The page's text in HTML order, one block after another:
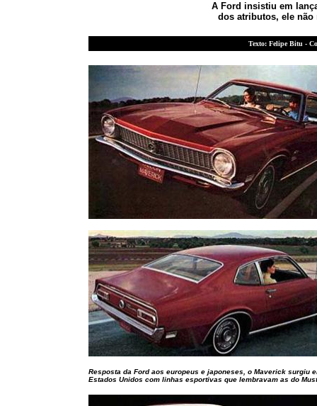
A Ford insistiu em
dos atributos, ele não
Texto: Felipe Bitu -
Resposta da Ford aos europeus e japoneses, o Maverick surgiu
Estados Unidos com linhas esportivas que lembravam as do